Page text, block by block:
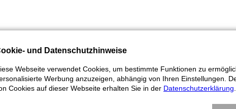
und Datenschutzhinweise
Webseite verwendet Cookies, um bestimmte Funktionen zu
Werbung anzuzeigen, abhängig von Ihren Einstellungen.
Cookies auf dieser Webseite erhalten Sie in der Datenschutzerklärung